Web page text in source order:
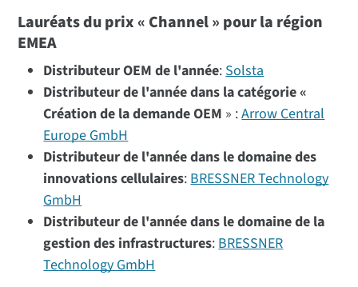
Lauréats du prix « Channel » pour la région
EMEA
Distributeur OEM de l'année:Solsta
Distributeur de l'année dans la catégorie «
Création de la demande OEM » :Arrow Central
Europe GmbH
Distributeur de l'année dans le domaine des
innovations cellulaires:BRESSNER Technology
GmbH
Distributeur de l'année dans le domaine de la
gestion des infrastructures:BRESSNER
Technology GmbH